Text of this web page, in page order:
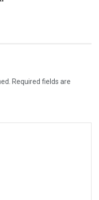
Required fields are